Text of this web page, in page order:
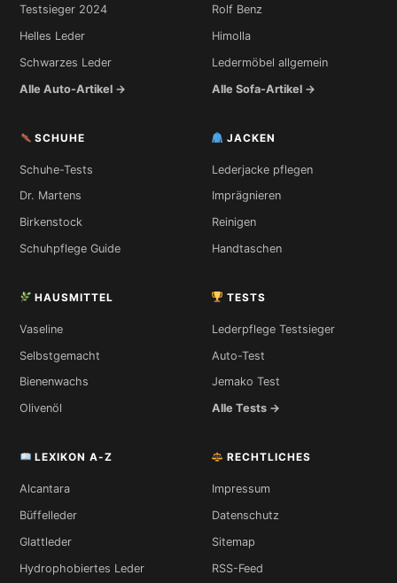
Testsieger 2024
Helles Leder
Schwarzes Leder
Alle Auto-Artikel →
Rolf Benz
Himolla
Ledermöbel allgemein
Alle Sofa-Artikel →
SCHUHE
Schuhe-Tests
Dr. Martens
Birkenstock
Schuhpflege Guide
JACKEN
Lederjacke pflegen
Imprägnieren
Reinigen
Handtaschen
HAUSMITTEL
Vaseline
Selbstgemacht
Bienenwachs
Olivenöl
TESTS
Lederpflege Testsieger
Auto-Test
Jemako Test
Alle Tests →
LEXIKON A-Z
Alcantara
Büffelleder
Glattleder
Hydrophobiertes Leder
RECHTLICHES
Impressum
Datenschutz
Sitemap
RSS-Feed